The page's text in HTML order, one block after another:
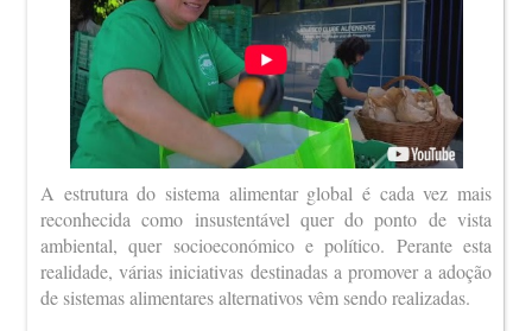
A estrutura do sistema alimentar global é cada vez mais
reconhecida como insustentável quer do ponto de vista
ambiental, quer socioeconómico e político. Perante esta
realidade, várias iniciativas destinadas a promover a adoção
de sistemas alimentares alternativos vêm sendo realizadas.